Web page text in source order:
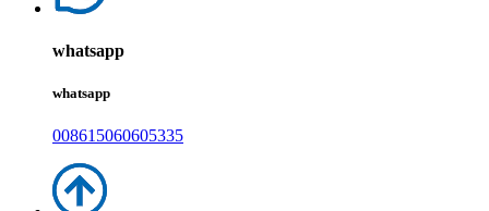
whatsapp
whatsapp
008615060605335